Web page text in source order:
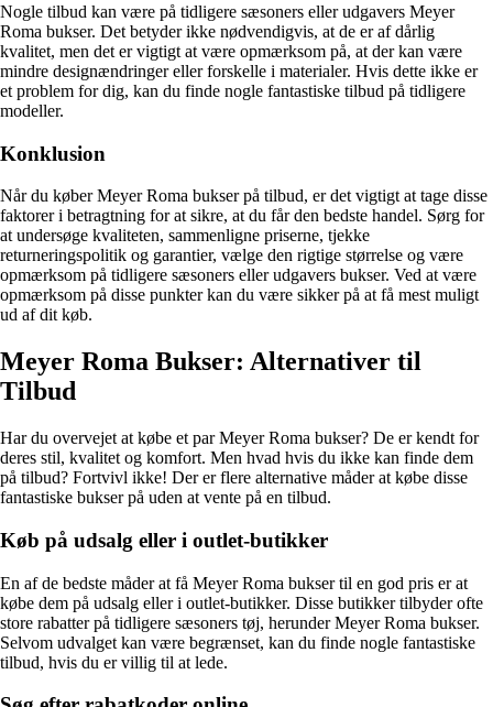
Nogle tilbud kan være på tidligere sæsoners eller udgavers Meyer
Roma bukser. Det betyder ikke nødvendigvis, at de er af dårlig
kvalitet, men det er vigtigt at være opmærksom på, at der kan være
mindre designændringer eller forskelle i materialer. Hvis dette ikke er
et problem for dig, kan du finde nogle fantastiske tilbud på tidligere
modeller.
Konklusion
Når du køber Meyer Roma bukser på tilbud, er det vigtigt at tage disse
faktorer i betragtning for at sikre, at du får den bedste handel. Sørg for
at undersøge kvaliteten, sammenligne priserne, tjekke
returneringspolitik og garantier, vælge den rigtige størrelse og være
opmærksom på tidligere sæsoners eller udgavers bukser. Ved at være
opmærksom på disse punkter kan du være sikker på at få mest muligt
ud af dit køb.
Meyer Roma Bukser: Alternativer til
Tilbud
Har du overvejet at købe et par Meyer Roma bukser? De er kendt for
deres stil, kvalitet og komfort. Men hvad hvis du ikke kan finde dem
på tilbud? Fortvivl ikke! Der er flere alternative måder at købe disse
fantastiske bukser på uden at vente på en tilbud.
Køb på udsalg eller i outlet-butikker
En af de bedste måder at få Meyer Roma bukser til en god pris er at
købe dem på udsalg eller i outlet-butikker. Disse butikker tilbyder ofte
store rabatter på tidligere sæsoners tøj, herunder Meyer Roma bukser.
Selvom udvalget kan være begrænset, kan du finde nogle fantastiske
tilbud, hvis du er villig til at lede.